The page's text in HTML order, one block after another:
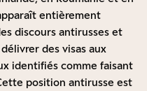
entièrement
discours antirusses et
des visas aux
identifiés comme faisant
position antirusse est